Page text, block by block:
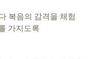
복음의 감격을 체험
가지도록